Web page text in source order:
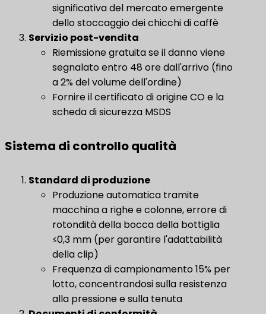
significativa del mercato emergente
dello stoccaggio dei chicchi di caffè
Servizio post-vendita
Riemissione gratuita se il danno viene
segnalato entro 48 ore dall'arrivo (fino
a 2% del volume dell'ordine)
Fornire il certificato di origine CO e la
scheda di sicurezza MSDS
Sistema di controllo qualità
Standard di produzione
Produzione automatica tramite
macchina a righe e colonne, errore di
rotondità della bocca della bottiglia
≤0,3 mm (per garantire l'adattabilità
della clip)
Frequenza di campionamento 15% per
lotto, concentrandosi sulla resistenza
alla pressione e sulla tenuta